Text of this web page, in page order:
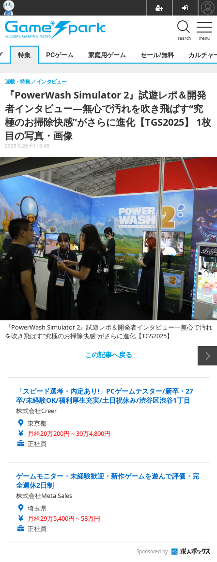
menu
search
特集 PCゲーム 家庭用ゲーム セール/無料 カルチャ
『PowerWash Simulator 2』試遊レポ＆開発
者インタビュー―無心で汚れを吹き飛ばす“究
極のお掃除快感”がさらに進化【TGS2025】 1枚
目の写真・画像
連載・特集 インタビュー
2025.9.26 Fri 13:45
『PowerWash Simulator 2』試遊レポ＆開発者インタビュー―無心で汚れ
を吹き飛ばす“究極のお掃除快感”がさらに進化【TGS2025】
この記事へ戻る
「スピード選考・内定あり!」PCゲームテスター/新卒・27
卒/未経験OK/福利厚生充実/土日祝休み/渋谷区渋谷1丁目
株式会社Creer
東京都
月給20万200円～30万4,800円
正社員
ゲームモニター・未経験歓迎・新作ゲームを遊んで評価・完
全週休2日制
株式会社Meta Sales
埼玉県
月給29万5,400円～58万円
正社員
Sponsored by